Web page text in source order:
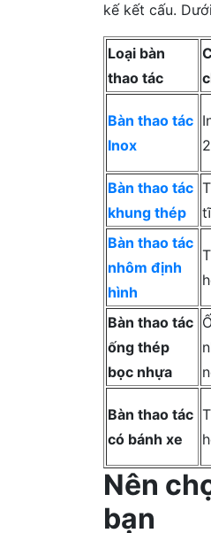
kế kết cấu.
Loại bàn
thao tác
Bàn thao tác
Inox
Bàn thao tác
khung thép
Bàn thao tác
nhôm định
hình
Bàn thao tác
ống thép
bọc nhựa
Bàn thao tác
có bánh xe
Nên
bạn